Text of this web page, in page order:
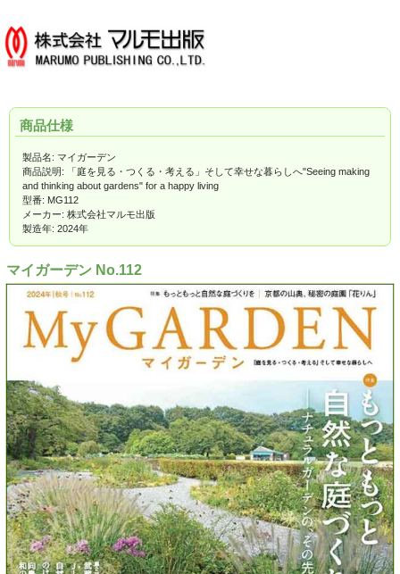
商品仕様
製品名: マイガーデン
商品説明: 「庭を見る・つくる・考える」そして幸せな暮らしへ"Seeing making
and thinking about gardens" for a happy living
型番: MG112
メーカー: 株式会社マルモ出版
製造年: 2024年
マイガーデン No.112